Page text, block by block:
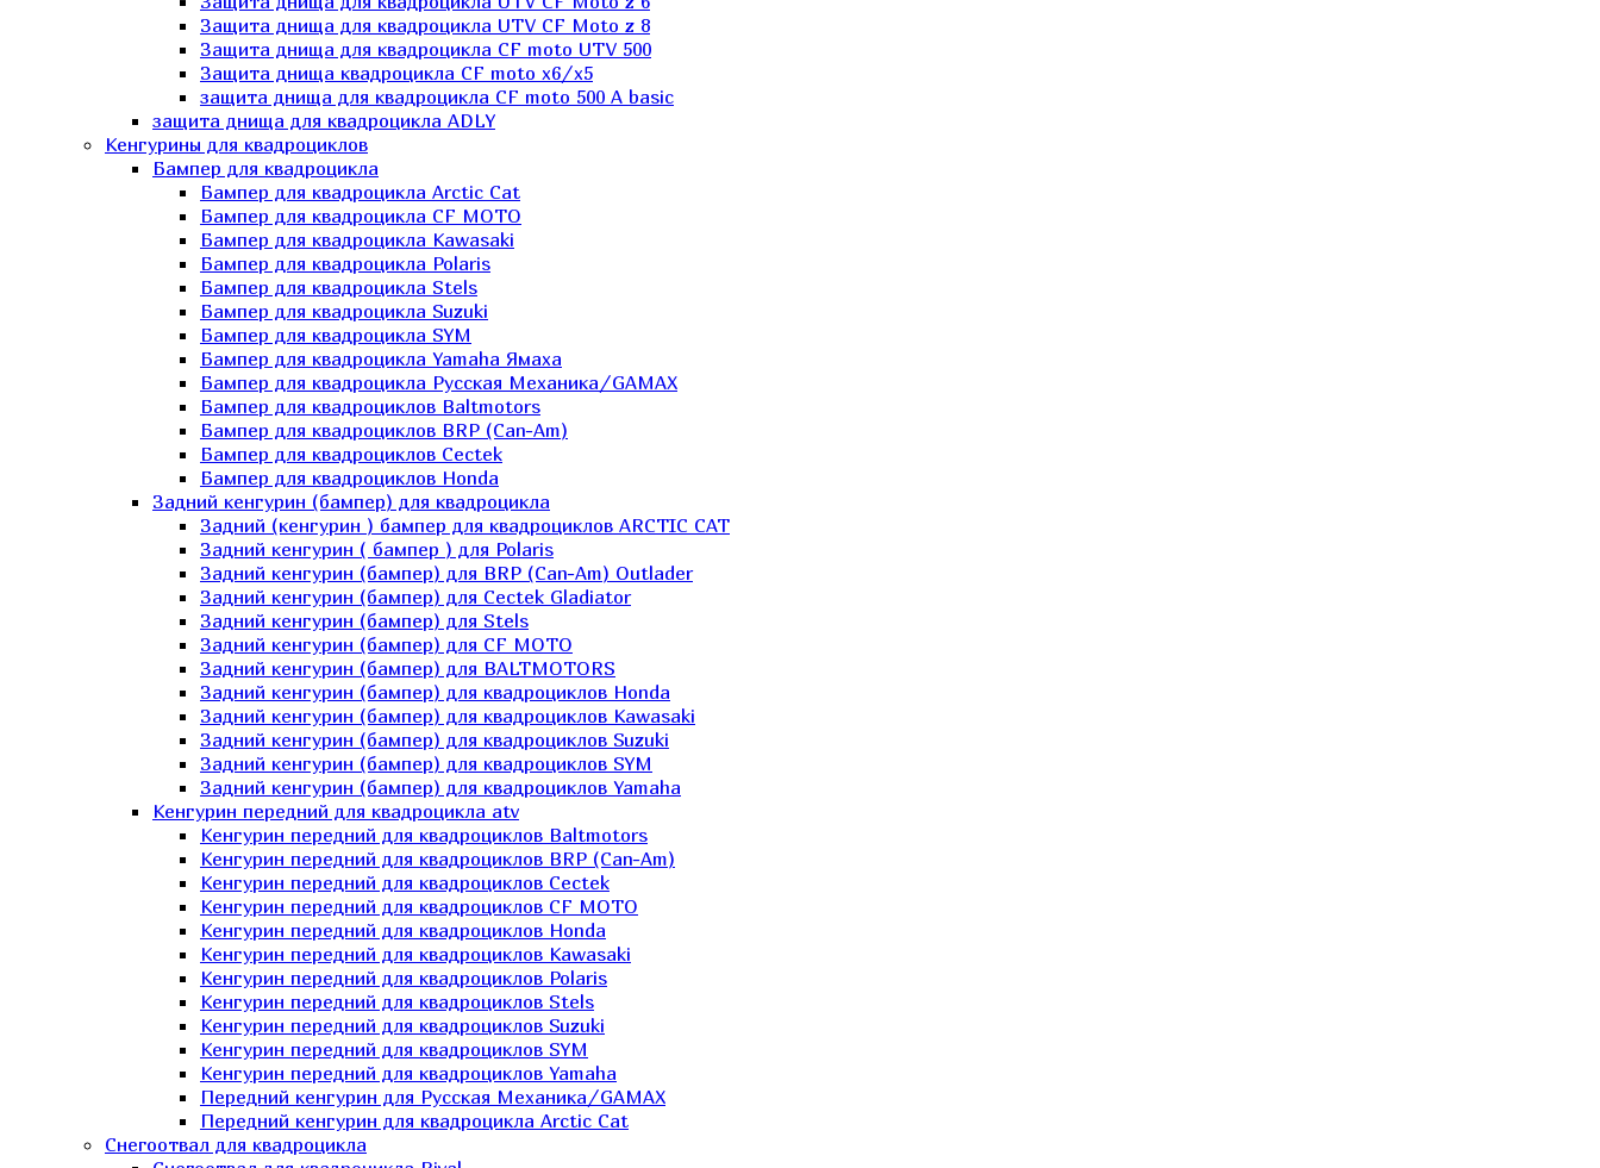
Защита днища для квадроцикла UTV CF Moto z 8
Защита днища для квадроцикла СF moto UTV 500
Защита днища квадроцикла СF moto x6/x5
защита днища для квадроцикла CF moto 500 A basic
защита днища для квадроцикла ADLY
Кенгурины для квадроциклов
Бампер для квадроцикла
Бампер для квадроцикла Arctic Cat
Бампер для квадроцикла CF MOTO
Бампер для квадроцикла Kawasaki
Бампер для квадроцикла Polaris
Бампер для квадроцикла Stels
Бампер для квадроцикла Suzuki
Бампер для квадроцикла SYM
Бампер для квадроцикла Yamaha Ямаха
Бампер для квадроцикла Русская Механика/GAMAX
Бампер для квадроциклов Baltmotors
Бампер для квадроциклов BRP (Can-Am)
Бампер для квадроциклов Cectek
Бампер для квадроциклов Honda
Задний кенгурин (бампер) для квадроцикла
Задний (кенгурин ) бампер для квадроциклов ARCTIC CAT
Задний кенгурин ( бампер ) для Polaris
Задний кенгурин (бампер) для BRP (Can-Am) Outlader
Задний кенгурин (бампер) для Cectek Gladiator
Задний кенгурин (бампер) для Stels
Задний кенгурин (бампер) для СF MOTO
Задний кенгурин (бампер) для BALTMOTORS
Задний кенгурин (бампер) для квадроциклов Honda
Задний кенгурин (бампер) для квадроциклов Kawasaki
Задний кенгурин (бампер) для квадроциклов Suzuki
Задний кенгурин (бампер) для квадроциклов SYM
Задний кенгурин (бампер) для квадроциклов Yamaha
Кенгурин передний для квадроцикла atv
Кенгурин передний для квадроциклов Baltmotors
Кенгурин передний для квадроциклов BRP (Can-Am)
Кенгурин передний для квадроциклов Cectek
Кенгурин передний для квадроциклов CF MOTO
Кенгурин передний для квадроциклов Honda
Кенгурин передний для квадроциклов Kawasaki
Кенгурин передний для квадроциклов Polaris
Кенгурин передний для квадроциклов Stels
Кенгурин передний для квадроциклов Suzuki
Кенгурин передний для квадроциклов SYM
Кенгурин передний для квадроциклов Yamaha
Передний кенгурин для Русская Механика/GAMAX
Передний кенгурин для квадроцикла Arctic Cat
Снегоотвал для квадроцикла